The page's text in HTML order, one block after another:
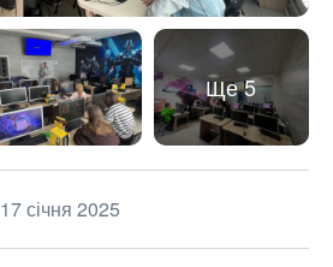
Ще 5
січня 2025